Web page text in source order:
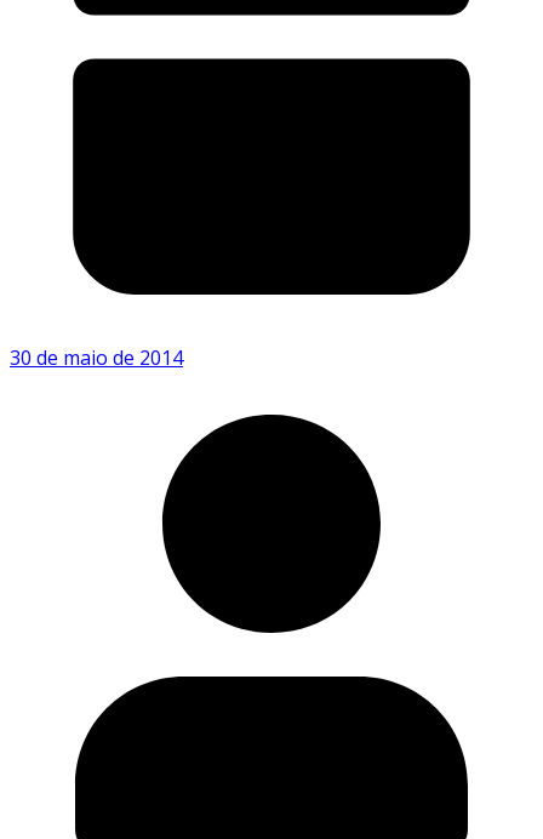
30 de maio de 2014